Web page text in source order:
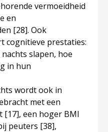
vermoeidheid
en
[28]. Ook
cognitieve prestaties:
slapen, hoe
in hun
wordt ook in
met een
[17], een hoger BMI
peuters [38],